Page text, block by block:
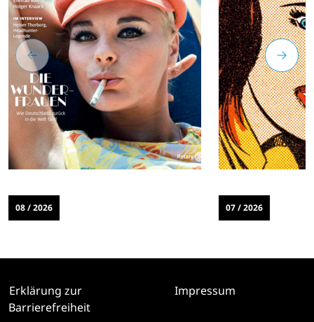
08 / 2026 07 / 2026
Erklärung zur
Barrierefreiheit
Impressum